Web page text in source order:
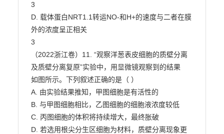
3
D. 载体蛋白NRT1.1转运NO-和H+的速度与二者在膜
外的浓度呈正相关
3
（2022浙江卷）11. “观察洋葱表皮细胞的质壁分离
及质壁分离复原”实验中，用显微镜观察到的结果
如图所示。下列叙述正确的是（ ）
A. 由实验结果推知，甲图细胞是有活性的
B. 与甲图细胞相比，乙图细胞的细胞液浓度较低
C. 丙图细胞的体积将持续增大，最终胀破
D. 若选用根尖分生区细胞为材料，质壁分离现象更